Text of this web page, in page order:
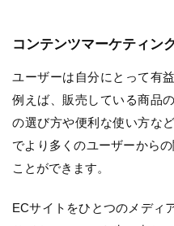
コンテンツマーケティン
ユーザーは自分にとって有
例えば、販売している商品
の選び方や便利な使い方な
でより多くのユーザーから
ことができます。
ECサイトをひとつのメディ